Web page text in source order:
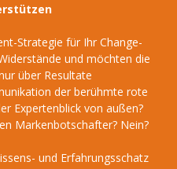
Strategie für Ihr Change-
und möchten die
über Resultate
der berühmte rote
Expertenblick von außen?
Markenbotschafter? Nein?
und Erfahrungsschatz